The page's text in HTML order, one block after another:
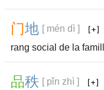
门地 [ mén dì ]
rang social de la
品秩 [ pǐn zhì ]